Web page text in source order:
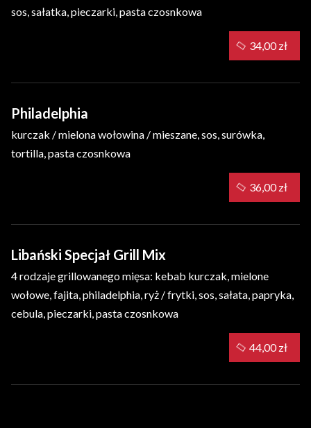
sos, sałatka, pieczarki, pasta czosnkowa
Philadelphia
kurczak / mielona wołowina / mieszane, sos, surówka,
tortilla, pasta czosnkowa
Libański Specjał Grill Mix
4 rodzaje grillowanego mięsa: kebab kurczak, mielone
wołowe, fajita, philadelphia, ryż / frytki, sos, sałata, papryka,
cebula, pieczarki, pasta czosnkowa